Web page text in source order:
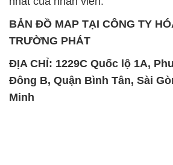
Đông B, Quận Bình Tân, Sài
Minh